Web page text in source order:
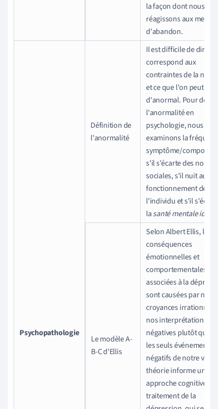
la façon dont nous
réagissons aux
d'abandon.
Psychopathologie
Définition de
l'anormalité
Il est difficile de dire
correspond aux
contraintes de la
et ce que l'on peut
d'anormal. Pour
l'anormalité en
psychologie, nous
examinons la
symptôme/
s'il s'écarte des
sociales, s'il nuit au
fonctionnement de
l'individu et s'il
lasanté mentale idéale
Le modèle A-
B-C d'Ellis
Selon Albert Ellis, les
conséquences
émotionnelles et
comportementales
associées à la
sont causées par nos
croyances
nos interprétations
négatives plutôt que
les seuls événements
négatifs de notre vie.
théorie informe une
approche cognitive du
traitement de la